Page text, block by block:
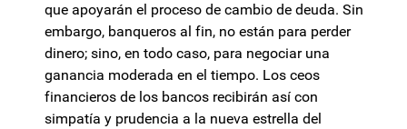
que apoyarán el proceso de cambio de deuda. Sin
embargo, banqueros al fin, no están para perder
dinero; sino, en todo caso, para negociar una
ganancia moderada en el tiempo. Los ceos
financieros de los bancos recibirán así con
simpatía y prudencia a la nueva estrella del